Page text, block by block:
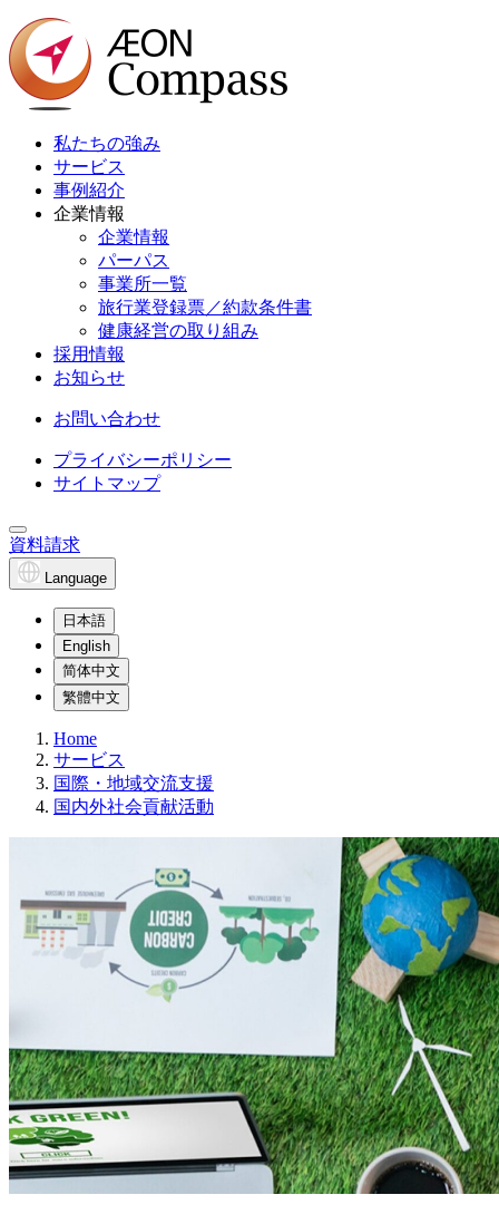
私たちの強み
サービス
事例紹介
企業情報
企業情報
パーパス
事業所一覧
旅行業登録票／約款条件書
健康経営の取り組み
採用情報
お知らせ
お問い合わせ
プライバシーポリシー
サイトマップ
資料請求
Language
日本語
English
简体中文
繁體中文
Home
サービス
国際・地域交流支援
国内外社会貢献活動